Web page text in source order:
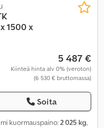
1500 x
5 487 €
Kiinteä hinta alv 0% (veroton)
(6 530 € bruttomassa)
Soita
kuormauspaino:2 025 kg,